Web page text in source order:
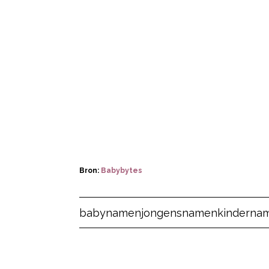
Bron: Babybytes
Post Views: 5.478
babynamenjongensnamen